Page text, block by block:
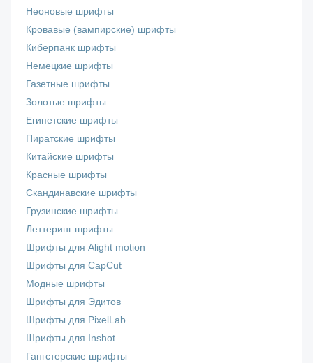
Неоновые шрифты
Кровавые (вампирские) шрифты
Киберпанк шрифты
Немецкие шрифты
Газетные шрифты
Золотые шрифты
Египетские шрифты
Пиратские шрифты
Китайские шрифты
Красные шрифты
Скандинавские шрифты
Грузинские шрифты
Леттеринг шрифты
Шрифты для Alight motion
Шрифты для CapCut
Модные шрифты
Шрифты для Эдитов
Шрифты для PixelLab
Шрифты для Inshot
Гангстерские шрифты